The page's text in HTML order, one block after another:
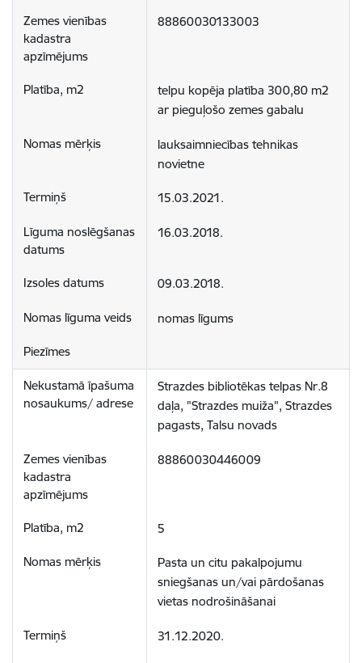
88860030133003
telpu kopēja platība 300,80 m2
ar pieguļošo zemes gabalu
lauksaimniecības tehnikas
novietne
15.03.2021.
16.03.2018.
09.03.2018.
nomas līgums
Strazdes bibliotēkas telpas Nr.8
daļa, "Strazdes muiža", Strazdes
pagasts, Talsu novads
88860030446009
5
Pasta un citu pakalpojumu
sniegšanas un/vai pārdošanas
vietas nodrošināšanai
31.12.2020.